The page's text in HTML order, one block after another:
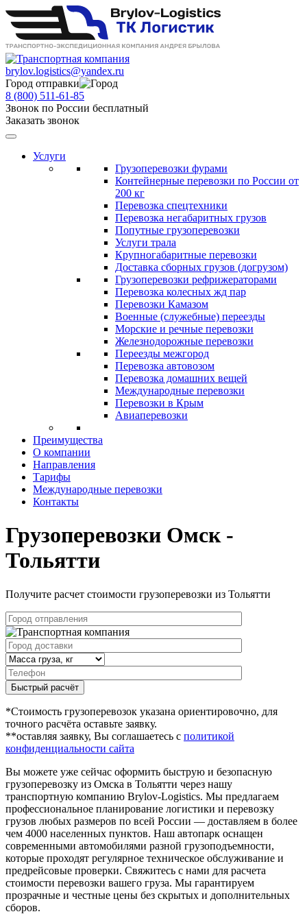
brylov.logistics@yandex.ru
Город отправки
8 (800) 511-61-85
Звонок по России бесплатный
Заказать звонок
Услуги
Грузоперевозки фурами
Контейнерные перевозки по России от
200 кг
Перевозка спецтехники
Перевозка негабаритных грузов
Попутные грузоперевозки
Услуги трала
Крупногабаритные перевозки
Доставка сборных грузов (догрузом)
Грузоперевозки рефрижераторами
Перевозка колесных жд пар
Перевозки Камазом
Военные (служебные) переезды
Морские и речные перевозки
Железнодорожные перевозки
Переезды межгород
Перевозка автовозом
Перевозка домашних вещей
Международные перевозки
Перевозки в Крым
Авиаперевозки
Преимущества
О компании
Направления
Тарифы
Международные перевозки
Контакты
Грузоперевозки Омск -
Тольятти
Получите расчет стоимости грузоперевозки из Тольятти
Быстрый расчёт
*Стоимость грузоперевозок указана ориентировочно, для
точного расчёта оставьте заявку.
**оставляя заявку, Вы соглашаетесь с политикой
конфиденциальности сайта
Вы можете уже сейчас оформить быструю и безопасную
грузоперевозку из Омска в Тольятти через нашу
транспортную компанию Brylov-Logistics. Мы предлагаем
профессиональное планирование логистики и перевозку
грузов любых размеров по всей России — доставляем в более
чем 4000 населенных пунктов. Наш автопарк оснащен
современными автомобилями разной грузоподъемности,
которые проходят регулярное техническое обслуживание и
предрейсовые проверки. Свяжитесь с нами для расчета
стоимости перевозки вашего груза. Мы гарантируем
прозрачные и честные цены без скрытых и дополнительных
сборов.